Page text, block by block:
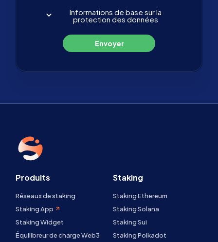
Informations de base sur la
protection des données
Envoyer
Produits
Réseaux de staking
Staking App
Staking Widget
Équilibreur de charge Web3
Staking
Staking Ethereum
Staking Solana
Staking Sui
Staking Polkadot